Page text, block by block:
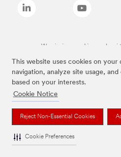
This website uses cookies on
navigation, analyze site usage,
based on your interests.
Cookie Notice
Reject Non-Essential Cookies
Cookie Preferences
Wymienione marki są